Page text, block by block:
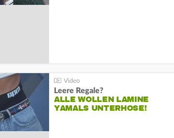
Leere Regale?
ALLE WOLLEN LAMINE
YAMALS UNTERHOSE!